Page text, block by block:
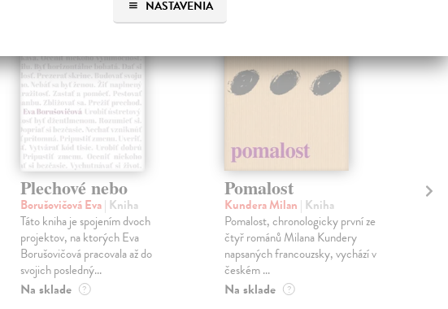
NASTAVENIA
Plechové nebo
Borušovičová Eva| Kniha
Táto kniha je spojením dvoch
projektov, na ktorých Eva
Borušovičová pracovala až do
svojich posledný...
Na sklade ?
Pomalost
Kundera Milan | Kniha
Pomalost, chronologicky první ze
čtyř románů Milana Kundery
napsaných francouzsky, vychází v
českém ...
Na sklade ?